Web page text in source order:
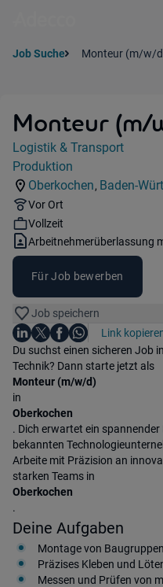
Job Suche Monteur (m/w/
Monteur (m/
Jobdetails
Kategorie:
Logistik & Transport
Industry:
Produktion
Standorte:
Oberkochen,
Region:
Baden-
Remote Option:
Vor Ort
Workhours:
Vollzeit
Vertragsart:
Arbeitnehmerüberlassung
Für Job bewerben
Job speichern
Teile diesen Job
Auf LinkedIn teilen
Auf X teilen
Auf Facebook teilen
Auf WhatsApp
Link
Einleitung
Du suchst einen sicheren Job
Technik? Dann starte jetzt als
Monteur (m/w/d)
in
Oberkochen
. Dich erwartet ein
bekannten
Arbeite mit Präzision an
starken Teams in
Oberkochen
.
Deine Aufgaben
Montage von
Präzises Kleben und
Messen und Prüfen von